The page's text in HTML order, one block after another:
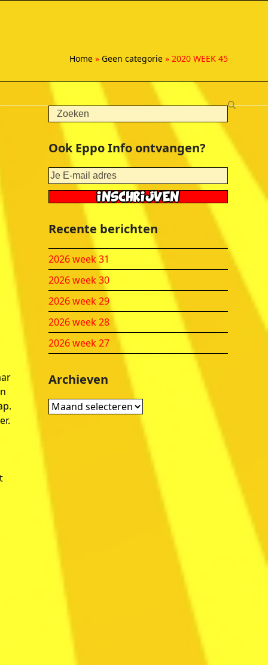
Home» Geen categorie» 2020 WEEK 45
Search
Ook Eppo Info ontvangen?
Recente berichten
2026 week 31
2026 week 30
2026 week 29
2026 week 28
2026 week 27
Archieven
Archieven